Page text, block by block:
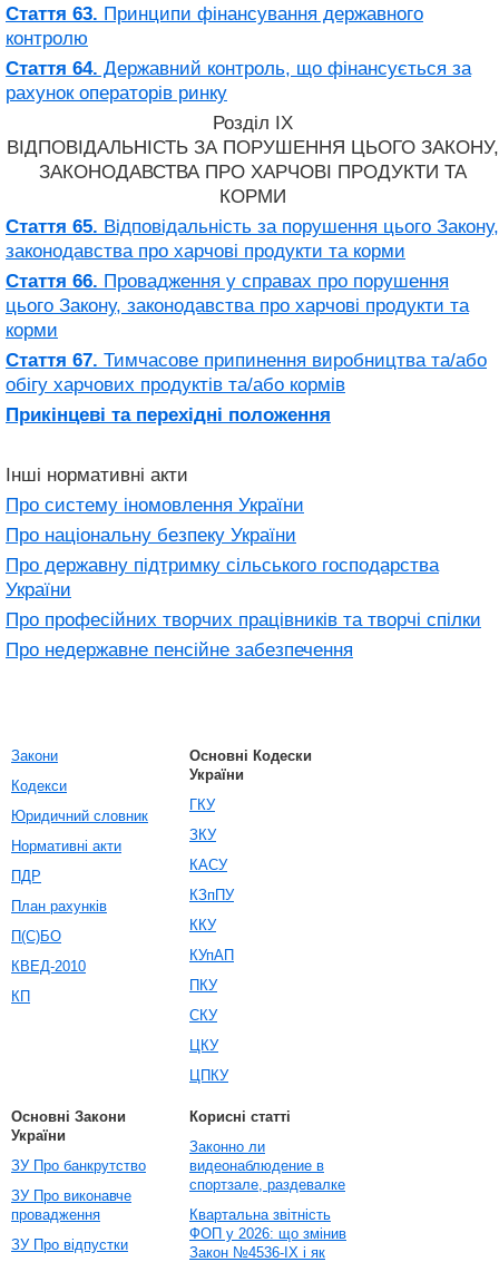
Стаття 63. Принципи фінансування державного
контролю
Стаття 64. Державний контроль, що фінансується за
рахунок операторів ринку
Розділ IX
ВІДПОВІДАЛЬНІСТЬ ЗА ПОРУШЕННЯ ЦЬОГО ЗАКОНУ,
ЗАКОНОДАВСТВА ПРО ХАРЧОВІ ПРОДУКТИ ТА
КОРМИ
Стаття 65. Відповідальність за порушення цього Закону,
законодавства про харчові продукти та корми
Стаття 66. Провадження у справах про порушення
цього Закону, законодавства про харчові продукти та
корми
Стаття 67. Тимчасове припинення виробництва та/або
обігу харчових продуктів та/або кормів
Прикінцеві та перехідні положення
Інші нормативні акти
Про систему іномовлення України
Про національну безпеку України
Про державну підтримку сільського господарства
України
Про професійних творчих працівників та творчі спілки
Про недержавне пенсійне забезпечення
Закони
Кодекси
Юридичний словник
Нормативні акти
ПДР
План рахунків
П(С)БО
КВЕД-2010
КП
Основні Кодески
України
ГКУ
ЗКУ
КАСУ
КЗпПУ
ККУ
КУпАП
ПКУ
СКУ
ЦКУ
ЦПКУ
Основні Закони
України
ЗУ Про банкрутство
ЗУ Про виконавче
провадження
ЗУ Про відпустки
Корисні статті
Законно ли
видеонаблюдение в
спортзале, раздевалке
Квартальна звітність
ФОП у 2026: що змінив
Закон №4536-IX і як